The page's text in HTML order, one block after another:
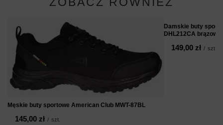
Męskie buty sportowe American Club MWT-87BL
145,00 zł / szt.
Damskie buty
DHL212CA brązowe
149,00 zł / szt.